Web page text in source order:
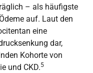
– als häufigste
auf. Laut den
eine
dar,
Kohorte von
und CKD.5